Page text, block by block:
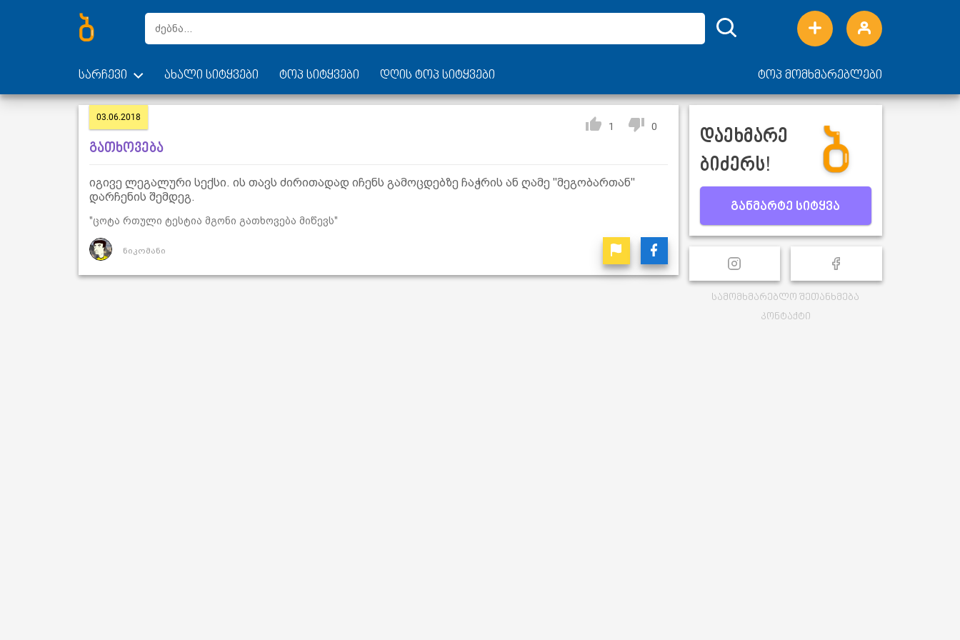
სარჩევი ახალი სიტყვები ტოპ სიტყვები დღის ტოპ სიტყვები ტოპ მომხმარებლები
03.06.2018
1 0
გათხოვება
იგივე ლეგალური სექსი. ის თავს ძირითადად იჩენს გამოცდებზე ჩაჭრის ან ღამე "მეგობართან"
დარჩენის შემდეგ.
"ცოტა რთული ტესტია მგონი გათხოვება მიწევს"
ნიკომანი
დაეხმარე
ბიძერს!
განმარტე სიტყვა
სამომხმარებლო შეთანხმება
კონტაქტი